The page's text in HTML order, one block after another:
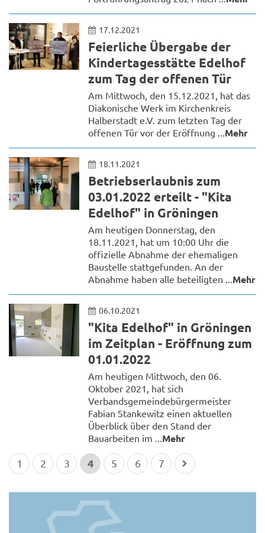
17.12.2021
Feierliche Übergabe der
Kindertagesstätte Edelhof
zum Tag der offenen Tür
Am Mittwoch, den 15.12.2021, hat das
Diakonische Werk im Kirchenkreis
Halberstadt e.V. zum letzten Tag der
offenen Tür vor der Eröffnung ... Mehr
18.11.2021
Betriebserlaubnis zum
03.01.2022 erteilt - "Kita
Edelhof" in Gröningen
Am heutigen Donnerstag, den
18.11.2021, hat um 10:00 Uhr die
offizielle Abnahme der ehemaligen
Baustelle stattgefunden. An der
Abnahme haben alle beteiligten ... Mehr
06.10.2021
"Kita Edelhof" in Gröningen
im Zeitplan - Eröffnung zum
01.01.2022
Am heutigen Mittwoch, den 06.
Oktober 2021, hat sich
Verbandsgemeindebürgermeister
Fabian Stankewitz einen aktuellen
Überblick über den Stand der
Bauarbeiten im ... Mehr
1
2 3 4 5 6 7